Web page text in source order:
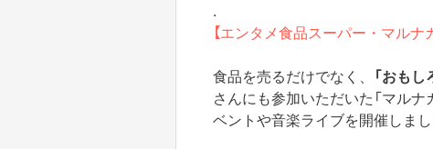
.
【エンタメ食品スーパー・マルナ
食品を売るだけでなく、
「おもし
さんにも参加いただいた「マル
ベントや音楽ライブを開催しまし